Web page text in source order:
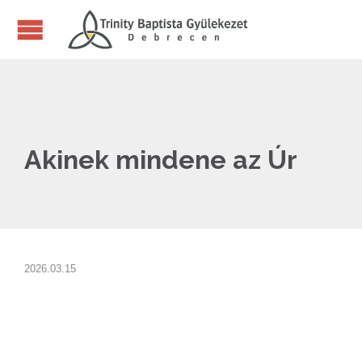
Akinek mindene az Úr
2026.03.15